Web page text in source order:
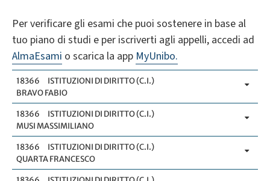
Per verificare gli esami che puoi sostenere in base al
tuo piano di studi e per iscriverti agli appelli, accedi ad
AlmaEsami o scarica la app MyUnibo.
18366
ISTITUZIONI DI DIRITTO (C.I.)
BRAVO FABIO
18366
ISTITUZIONI DI DIRITTO (C.I.)
MUSI MASSIMILIANO
18366
ISTITUZIONI DI DIRITTO (C.I.)
QUARTA FRANCESCO